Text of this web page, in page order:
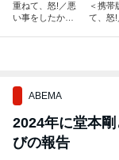
重ねて、怒!／悪
い事をしたか
＜携帯
て、怒!
ABEMA
2024年に堂本
びの報告